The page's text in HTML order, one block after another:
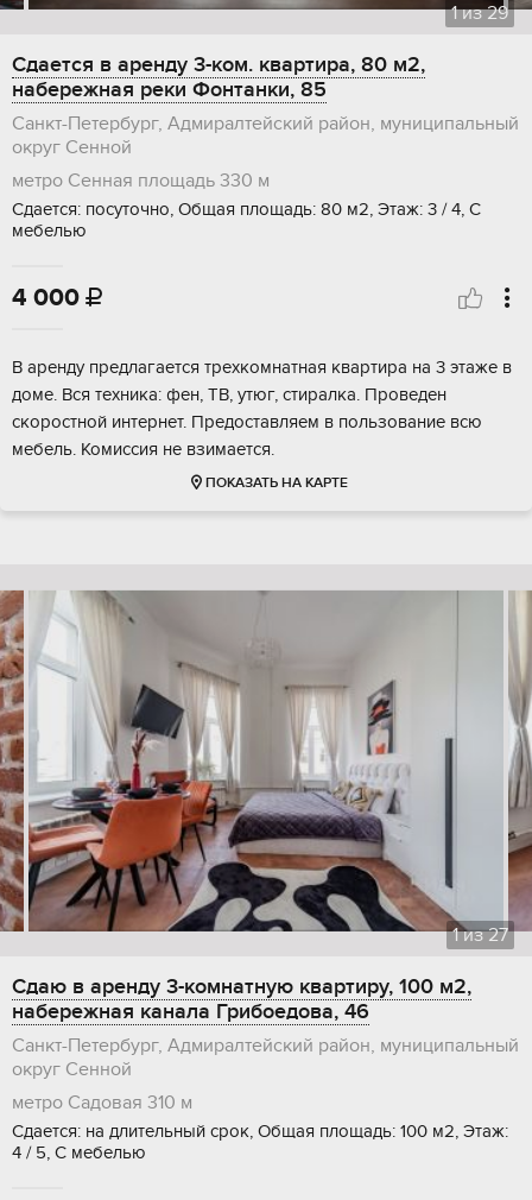
1из29
Сдается в аренду 3-ком. квартира, 80 м2,
набережная реки Фонтанки, 85
Санкт-Петербург, Адмиралтейский район, муниципальный
округ Сенной
метро Сенная площадь 330 м
Сдается: посуточно, Общая площадь: 80 м2, Этаж: 3 / 4, С
мебелью
4 000 
В аренду предлагается трехкомнатная квартира на 3 этаже в
доме. Вся техника: фен, ТВ, утюг, стиралка. Проведен
скоростной интернет. Предоставляем в пользование всю
мебель. Комиссия не взимается.
ПОКАЗАТЬ НА КАРТЕ
1из27
Сдаю в аренду 3-комнатную квартиру, 100 м2,
набережная канала Грибоедова, 46
Санкт-Петербург, Адмиралтейский район, муниципальный
округ Сенной
метро Садовая 310 м
Сдается: на длительный срок, Общая площадь: 100 м2, Этаж:
4 / 5, С мебелью